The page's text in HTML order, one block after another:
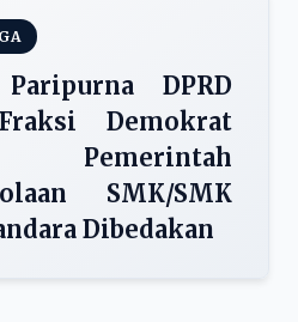
DPRD
Demokrat
Pemerintah
SMK/SMK
Dibedakan